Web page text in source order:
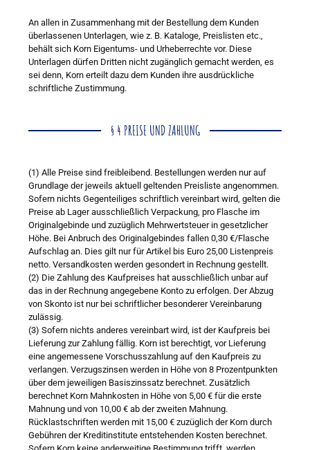
An allen in Zusammenhang mit der Bestellung dem Kunden
überlassenen Unterlagen, wie z. B. Kataloge, Preislisten etc.,
behält sich Korn Eigentums- und Urheberrechte vor. Diese
Unterlagen dürfen Dritten nicht zugänglich gemacht werden, es
sei denn, Korn erteilt dazu dem Kunden ihre ausdrückliche
schriftliche Zustimmung.
§ 4 PREISE UND ZAHLUNG
(1) Alle Preise sind freibleibend. Bestellungen werden nur auf
Grundlage der jeweils aktuell geltenden Preisliste angenommen.
Sofern nichts Gegenteiliges schriftlich vereinbart wird, gelten die
Preise ab Lager ausschließlich Verpackung, pro Flasche im
Originalgebinde und zuzüglich Mehrwertsteuer in gesetzlicher
Höhe. Bei Anbruch des Originalgebindes fallen 0,30 €/Flasche
Aufschlag an. Dies gilt nur für Artikel bis Euro 25,00 Listenpreis
netto. Versandkosten werden gesondert in Rechnung gestellt.
(2) Die Zahlung des Kaufpreises hat ausschließlich unbar auf
das in der Rechnung angegebene Konto zu erfolgen. Der Abzug
von Skonto ist nur bei schriftlicher besonderer Vereinbarung
zulässig.
(3) Sofern nichts anderes vereinbart wird, ist der Kaufpreis bei
Lieferung zur Zahlung fällig. Korn ist berechtigt, vor Lieferung
eine angemessene Vorschusszahlung auf den Kaufpreis zu
verlangen. Verzugszinsen werden in Höhe von 8 Prozentpunkten
über dem jeweiligen Basiszinssatz berechnet. Zusätzlich
berechnet Korn Mahnkosten in Höhe von 5,00 € für die erste
Mahnung und von 10,00 € ab der zweiten Mahnung.
Rücklastschriften werden mit 15,00 € zuzüglich der Korn durch
Gebühren der Kreditinstitute entstehenden Kosten berechnet.